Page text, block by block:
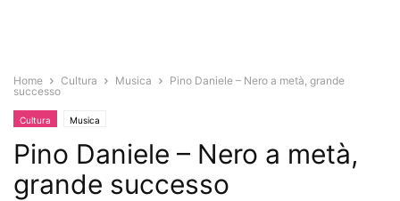
Home Cultura Musica
Pino Daniele – Nero a metà, grande
successo
Cultura Musica
Pino Daniele – Nero a metà,
grande successo